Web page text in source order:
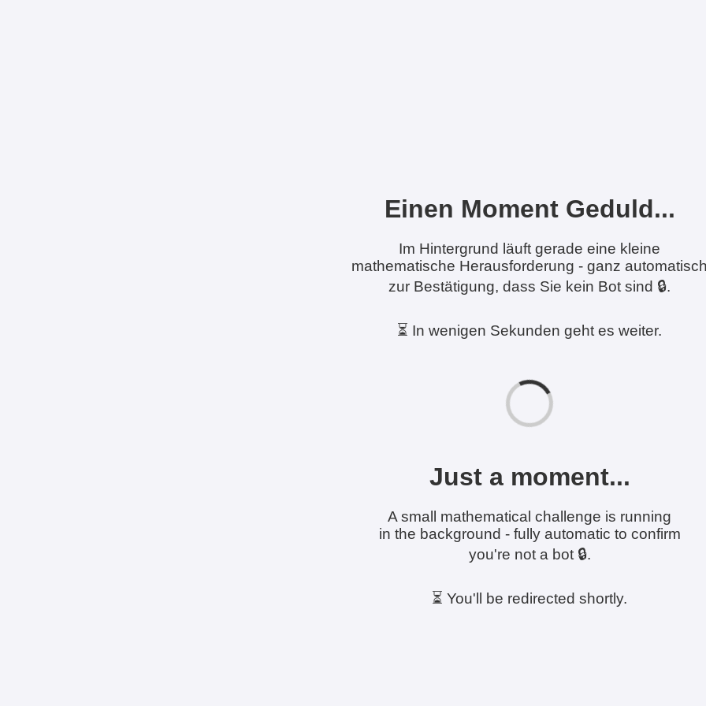
Einen Moment Geduld...
Im Hintergrund läuft gerade eine kleine
mathematische Herausforderung - ganz
zur Bestätigung, dass Sie kein Bot sind 🔒.
⏳ In wenigen Sekunden geht es weiter.
Just a moment...
A small mathematical challenge is running
in the background - fully automatic to confirm
you're not a bot 🔒.
⏳ You'll be redirected shortly.